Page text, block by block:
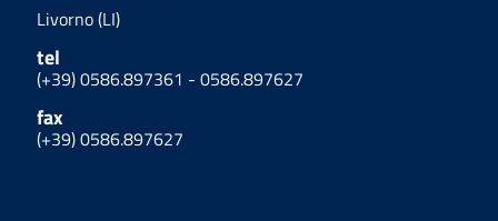
Livorno (LI)
tel
(+39) 0586.897361 - 0586.897627
fax
(+39) 0586.897627